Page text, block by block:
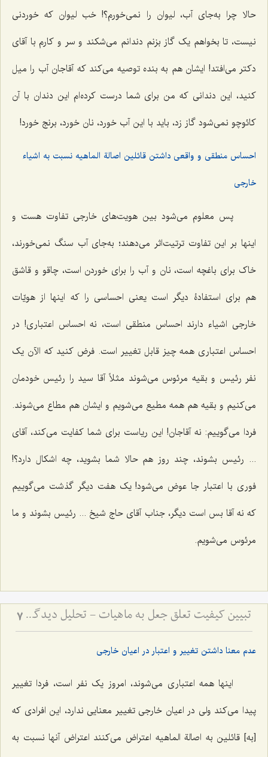
حالا چرا به‌جای آب، لیوان را نمی‌خورم؟! خب لیوان که خوردنی
نیست، تا بخواهم یک گاز بزنم دندانم می‌شکند و سر و کارم با آقای
دکتر می‌افتد! ایشان هم به بنده توصیه می‌کند که آقاجان آب را میل
کنید، این دندانی که من برای شما درست کرده‌ام این دندان با آن
کائوچو نمی‌شود گاز زد، باید با این آب خورد، نان خورد، برنج خورد!
احساس منطقی و واقعی داشتن قائلین اصالة الماهیه نسبت به اشیاء
خارجی
پس معلوم می‌شود بین هویت‌های خارجی تفاوت هست و
اینها بر این تفاوت ترتیت‌اثر می‌دهند؛ به‌جای آب سنگ نمی‌خورند،
خاک برای باغچه است، نان و آب را برای خوردن است، چاقو و قاشق
هم برای استفادۀ دیگر است یعنی احساسی را که اینها از هویّات
خارجی اشیاء دارند احساس منطقی است، نه احساس اعتباری! در
احساس اعتباری همه چیز قابل تغییر است. فرض کنید که الآن یک
نفر رئیس و بقیه مرئوس می‌شوند مثلاً آقا سید را رئیس خودمان
می‌کنیم و بقیه هم همه مطیع می‌شویم و ایشان هم مطاع می‌شوند.
فردا می‌گوییم: نه آقاجان! این ریاست برای شما کفایت می‌کند، آقای
... رئیس بشوند، چند روز هم حالا شما بشوید، چه اشکال دارد؟!
فوری با اعتبار جا عوض می‌شود! یک هفت دیگر گذشت می‌گوییم
که نه آقا بس است دیگر، جناب آقای حاج شیخ ... رئیس بشوند و ما
مرئوس می‌شویم.
تبیین کیفیت تعلق جعل به ماهیات - تحلیل دیدگاه اصالت ماهیت و نسبت آن با واقعیت‌های خارجی 7
عدم معنا داشتن تغییر و اعتبار در اعیان خارجی
اینها همه اعتباری می‌شوند، امروز یک نفر است، فردا تغییر
پیدا می‌کند ولی در اعیان خارجی تغییر معنایی ندارد، این افرادی که
[به] قائلین به اصالة الماهیه اعتراض می‌کنند اعتراض آنها نسبت به